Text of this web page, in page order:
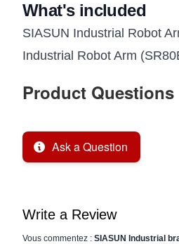
What's included
SIASUN Industrial Robot
Industrial Robot Arm
Product Questions
Ask a Question
Write a Review
Vous commentez : SIASUN Industrial